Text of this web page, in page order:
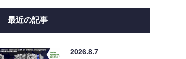
最近の記事
2026.8.7